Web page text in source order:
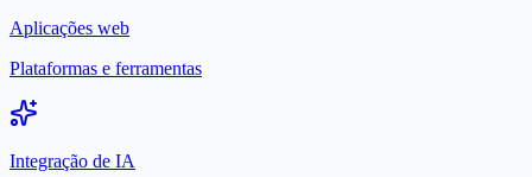
Aplicações web
Plataformas e ferramentas
Integração de IA